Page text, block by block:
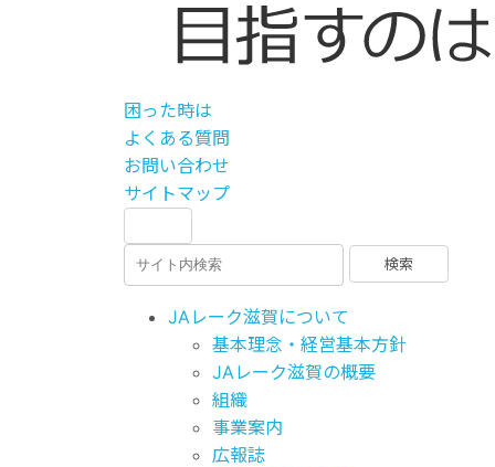
困った時は
よくある質問
お問い合わせ
サイトマップ
JAレーク滋賀について
基本理念・経営基本方針
JAレーク滋賀の概要
組織
事業案内
広報誌